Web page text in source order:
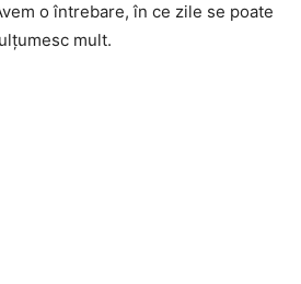
o întrebare, în ce zile se poate
mult.